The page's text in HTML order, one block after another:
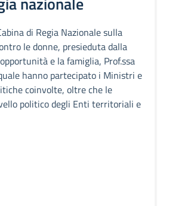
di Regia Nazionale sulla
le donne, presieduta dalla
e la famiglia, Prof.ssa
hanno partecipato i Ministri e
coinvolte, oltre che le
politico degli Enti territoriali e